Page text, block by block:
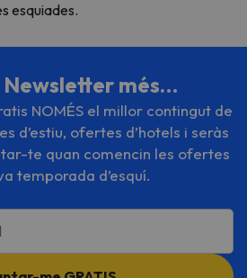
esquiades.
Newsletter més…
NOMÉS el millor contingut de
d’estiu, ofertes d’hotels i seràs
te quan comencin les ofertes
temporada d’esquí.